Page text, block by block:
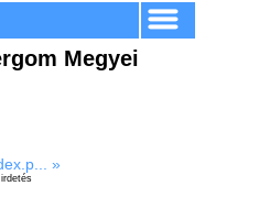
Megyei
»